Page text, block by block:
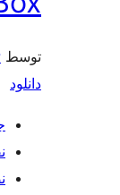
توسط
دانلود